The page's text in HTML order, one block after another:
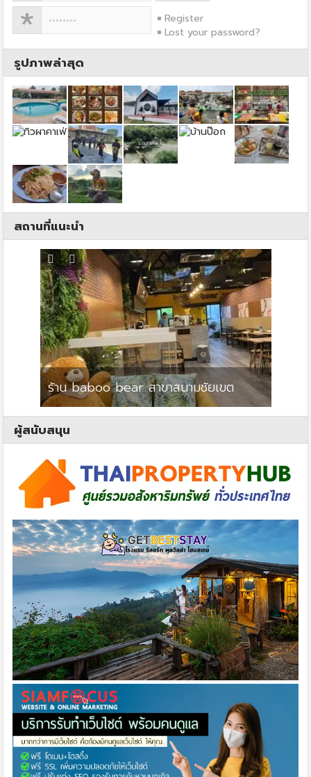
Register
Lost your password?
รูปภาพล่าสุด
สถานที่แนะนำ
ร้าน baboo bear สาขาสนามชัยเขต
ผู้สนับสนุน